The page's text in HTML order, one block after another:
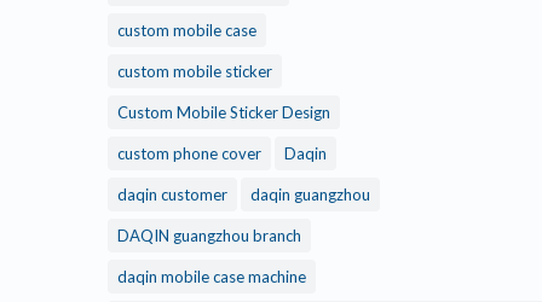
custom mobile case
custom mobile sticker
Custom Mobile Sticker Design
custom phone cover Daqin
daqin customer daqin guangzhou
DAQIN guangzhou branch
daqin mobile case machine